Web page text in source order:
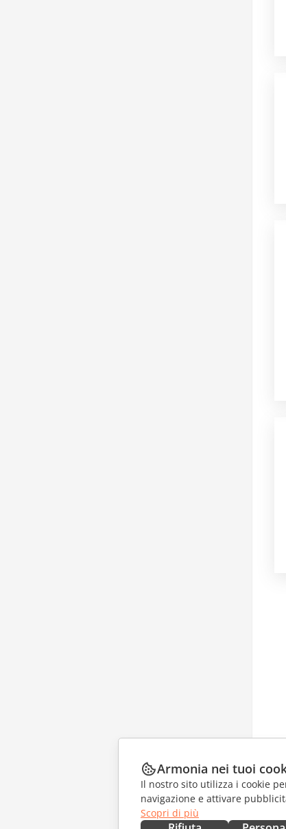
Armonia nei tuoi
Il nostro sito utilizza i cookie
navigazione e attivare
Scopri di più